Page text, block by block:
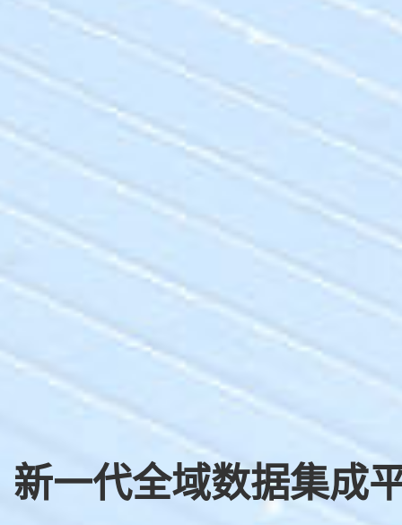
新一代全域数据集成